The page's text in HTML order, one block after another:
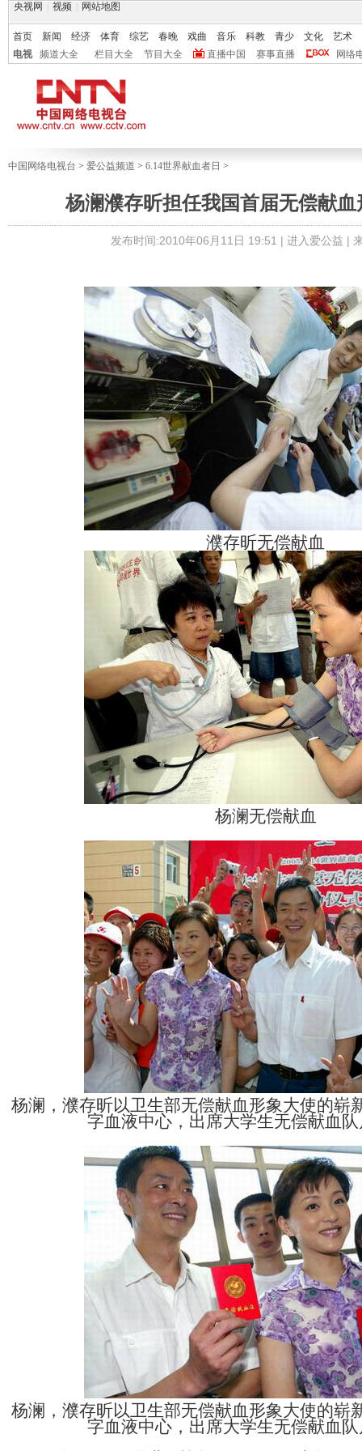
央视网 视频 网站地图
首页 新闻 经济 体育 综艺 春晚 戏曲 音乐 科教 青少 文化
艺术
电视
频道大全 栏目大全 节目大全 直播中国 赛事直播 网络
中国网络电视台 > 爱公益频道 > 6.14世界献血者日 >
杨澜濮存昕担任我国首届无偿献
发布时间:2010年06月11日 19:51 | 进入爱公益 |
濮存昕无偿献血
杨澜无偿献血
杨澜，濮存昕以卫生部无偿献血形象大使的崭
字血液中心，出席大学生无偿献血
杨澜，濮存昕以卫生部无偿献血形象大使的崭
字血液中心，出席大学生无偿献血